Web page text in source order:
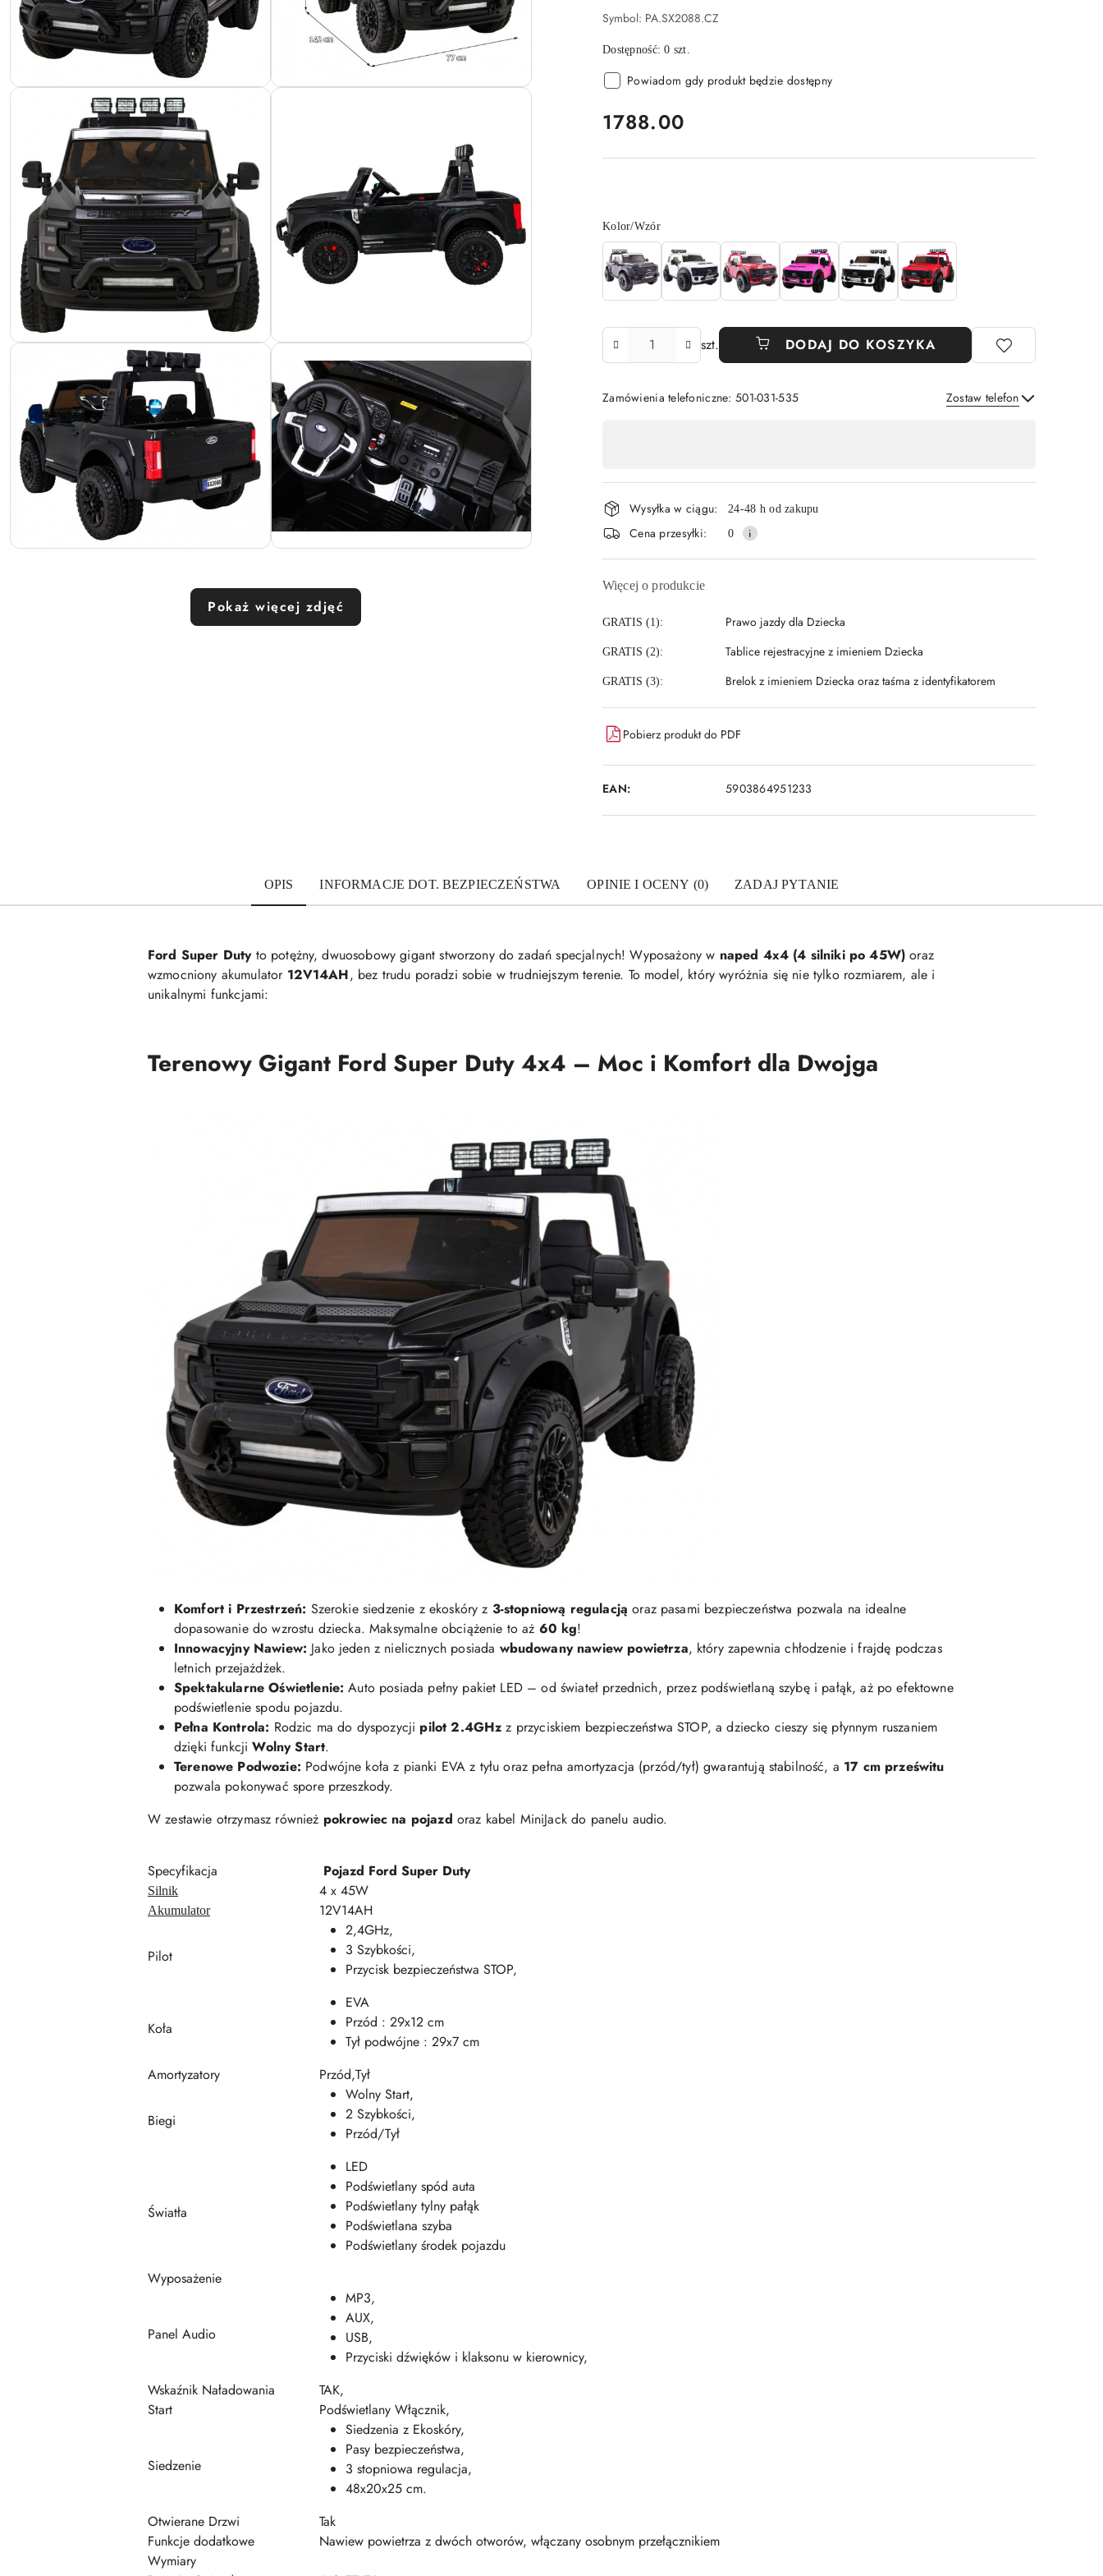
Pokaż więcej zdjęć
Symbol: PA.SX2088.CZ
Dostępność:0 szt.
Powiadom gdy produkt będzie dostępny
cena:
1788.00
Wariant
Kolor/Wzór
szt. DODAJ DO KOSZYKA
Zamówienia telefoniczne: 501-031-535 Zostaw telefon
płatność
i
dostawa
Wysyłka w ciągu: 24-48 h od zakupu
Cena przesyłki: 0
Więcej o produkcie
GRATIS (1): Prawo jazdy dla Dziecka
GRATIS (2): Tablice rejestracyjne z imieniem Dziecka
GRATIS (3): Brelok z imieniem Dziecka oraz taśma z identyfikatorem
Pobierz produkt do PDF
EAN: 5903864951233
OPIS INFORMACJE DOT. BEZPIECZEŃSTWA OPINIE I OCENY (0) ZADAJ PYTANIE
Ford Super Dutyto potężny, dwuosobowy gigant stworzony do zadań specjalnych! Wyposażony w naped 4x4 (4 silniki po 45W) oraz
wzmocniony akumulator 12V14AH, bez trudu poradzi sobie w trudniejszym terenie. To model, który wyróżnia się nie tylko rozmiarem, ale i
unikalnymi funkcjami:
Terenowy Gigant Ford Super Duty 4x4 – Moc i Komfort dla Dwojga
Komfort i Przestrzeń: Szerokie siedzenie z ekoskóry z 3-stopniową regulacją oraz pasami bezpieczeństwa pozwala na idealne
dopasowanie do wzrostu dziecka. Maksymalne obciążenie to aż 60 kg!
Innowacyjny Nawiew: Jako jeden z nielicznych posiada wbudowany nawiew powietrza, który zapewnia chłodzenie i frajdę podczas
letnich przejażdżek.
Spektakularne Oświetlenie: Auto posiada pełny pakiet LED – od świateł przednich, przez podświetlaną szybę i pałąk, aż po efektowne
podświetlenie spodu pojazdu.
Pełna Kontrola: Rodzic ma do dyspozycji pilot 2.4GHz z przyciskiem bezpieczeństwa STOP, a dziecko cieszy się płynnym ruszaniem
dzięki funkcjiWolny Start.
Terenowe Podwozie: Podwójne koła z pianki EVA z tyłu oraz pełna amortyzacja (przód/tył) gwarantują stabilność, a 17 cm prześwitu
pozwala pokonywać spore przeszkody.
W zestawie otrzymasz również pokrowiec na pojazd oraz kabel MiniJack do panelu audio.
Specyfikacja Pojazd Ford Super Duty
Silnik 4 x 45W
Akumulator 12V14AH
Pilot
2,4GHz,
3 Szybkości,
Przycisk bezpieczeństwa STOP,
Koła
EVA
Przód : 29x12 cm
Tył podwójne : 29x7 cm
Amortyzatory
Przód,Tył
Biegi
Wolny Start,
2 Szybkości,
Przód/Tył
Światła
LED
Podświetlany spód auta
Podświetlany tylny pałąk
Podświetlana szyba
Podświetlany środek pojazdu
Wyposażenie
Panel Audio
MP3,
AUX,
USB,
Przyciski dźwięków i klaksonu w kierownicy,
Wskaźnik Naładowania
TAK,
Start
Podświetlany Włącznik,
Siedzenie
Siedzenia z Ekoskóry,
Pasy bezpieczeństwa,
3 stopniowa regulacja,
48x20x25 cm.
Otwierane Drzwi
Tak
Funkcje dodatkowe
Nawiew powietrza z dwóch otworów, włączany osobnym przełącznikiem
Wymiary